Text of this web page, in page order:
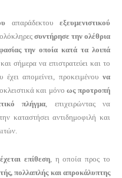
απαράδεκτουεξευμενιστικού
συντήρησε την ολέθρια
την οποία κατά τα λοιπά
σήμερα να επιστρατεύει και το
έχει απομείνει, προκειμένου να
και μόνο ως προτροπή
πλήγμα, επιχειρώντας να
καταστήσει αντιδημοφιλή και
επίθεση, η οποία προς το
πολλαπλής και απροκάλυπτης